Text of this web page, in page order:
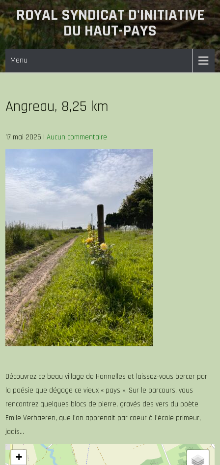
Skip
to
content
ROYAL SYNDICAT D'INITIATIVE
DU HAUT-PAYS
Menu
Angreau, 8,25 km
17 mai 2025 |Aucun commentaire
Découvrez ce beau village de Honnelles et laissez-vous bercer par
la poésie que dégage ce vieux « pays ». Sur le parcours, vous
rencontrez quelques blocs de pierre, gravés des vers du poète
Emile Verhaeren, que l’on apprenait par coeur à l’école primeur,
jadis…
+